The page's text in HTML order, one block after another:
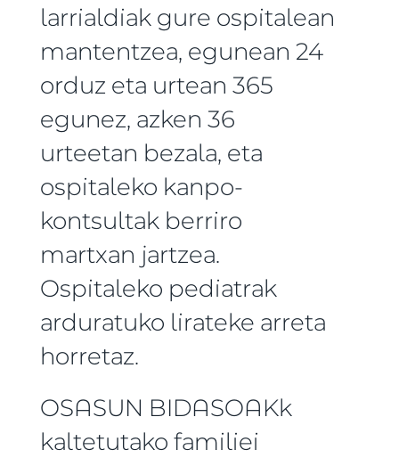
larrialdiak gure ospitalean
mantentzea, egunean 24
orduz eta urtean 365
egunez, azken 36
urteetan bezala, eta
ospitaleko kanpo-
kontsultak berriro
martxan jartzea.
Ospitaleko pediatrak
arduratuko lirateke arreta
horretaz.
OSASUN BIDASOAKk
kaltetutako familiei